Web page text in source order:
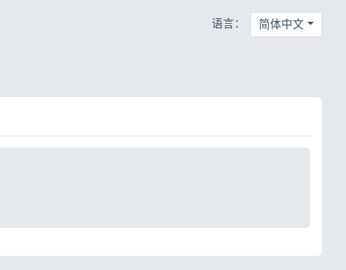
语言： 简体中文